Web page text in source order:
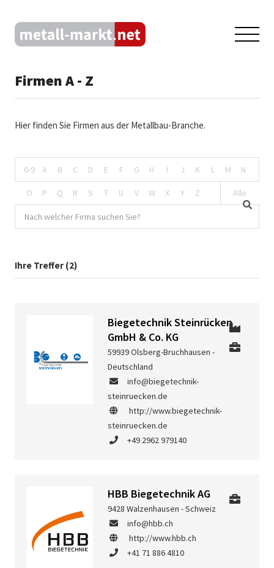
Firmen A - Z
Hier finden Sie Firmen aus der Metallbau-Branche.
0-9 A B C D E F G H I J K L M N
O P Q R S T U V W X Y Z Alle
Ihre Treffer (2)
Biegetechnik Steinrücken
GmbH & Co. KG
59939 Olsberg-Bruchhausen -
Deutschland
info@biegetechnik-
steinruecken.de
http://www.biegetechnik-
steinruecken.de
+49 2962 979140
HBB Biegetechnik AG
9428 Walzenhausen - Schweiz
info@hbb.ch
http://www.hbb.ch
+41 71 886 4810